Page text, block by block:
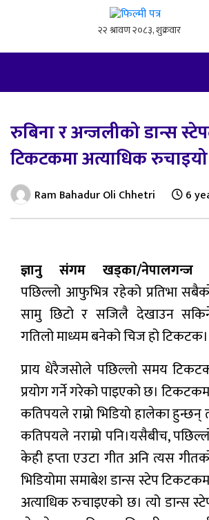
रुबिना र अन्जलीको डान्स
टिकटकमा अत्याधिक रुचाइयो
Ram Bahadur Oli Chhetri 6
ज्ञानु संगम खड्का/नेपालगन्ज
पछिल्लो आफुभित्र रहेको प्रतिभा
सामु छिटो र सजिलै देखाउन
गतिलो माध्यम बनेको चिज हो टिकटक।
प्राय धेरैजसोले पछिल्लो समय
प्रयोग गर्ने गरेको पाइएको छ।
कतिपयले राम्रो भिडियो हालेका हुन्छन्
कतिपयले नराम्रो पनि।यसैबीच,
केही हप्ता एउटा गीत अनि त्यस
भिडियोमा समाबेश डान्स स्टेप
अत्याधिक रुचाइएको छ। त्यो डान्स